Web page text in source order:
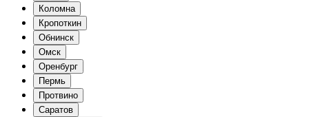
Коломна
Кропоткин
Обнинск
Омск
Оренбург
Пермь
Протвино
Саратов